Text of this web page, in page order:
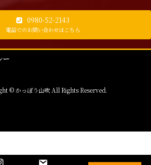
0980-52-2143
電話でのお問い合わせはこちら
ー
© かっぽう山吹 All Rights Reserved.